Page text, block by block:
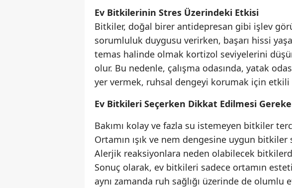
Ev Bitkilerinin Stres Üzerindeki Etkisi
Bitkiler, doğal birer antidepresan gibi işlev
sorumluluk duygusu verirken, başarı hissi
temas halinde olmak kortizol seviyelerini
olur. Bu nedenle, çalışma odasında, yatak
yer vermek, ruhsal dengeyi korumak için
Ev Bitkileri Seçerken Dikkat Edilmesi
Bakımı kolay ve fazla su istemeyen bitkiler
Ortamın ışık ve nem dengesine uygun bitkiler
Alerjik reaksiyonlara neden olabilecek
Sonuç olarak, ev bitkileri sadece ortamın
aynı zamanda ruh sağlığı üzerinde de